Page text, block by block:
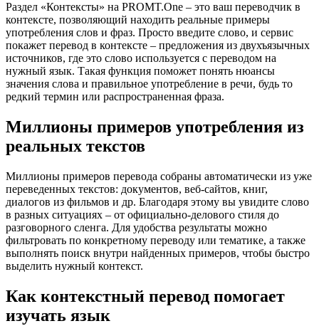
Раздел «Контексты» на PROMT.One – это ваш переводчик в
контексте, позволяющий находить реальные примеры
употребления слов и фраз. Просто введите слово, и сервис
покажет перевод в контексте – предложения из двухъязычных
источников, где это слово используется с переводом на
нужный язык. Такая функция поможет понять нюансы
значения слова и правильное употребление в речи, будь то
редкий термин или распространенная фраза.
Миллионы примеров употребления из
реальных текстов
Миллионы примеров перевода собраны автоматически из уже
переведенных текстов: документов, веб-сайтов, книг,
диалогов из фильмов и др. Благодаря этому вы увидите слово
в разных ситуациях – от официально-делового стиля до
разговорного сленга. Для удобства результаты можно
фильтровать по конкретному переводу или тематике, а также
выполнять поиск внутри найденных примеров, чтобы быстро
выделить нужный контекст.
Как контекстный перевод помогает
изучать язык